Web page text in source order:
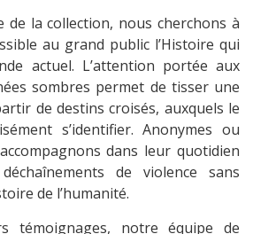
de la collection, nous cherchons à
au grand public l’Histoire qui
actuel. L’attention portée aux
sombres permet de tisser une
de destins croisés, auxquels le
s’identifier. Anonymes ou
dans leur quotidien
de violence sans
de l’humanité.
témoignages, notre équipe de